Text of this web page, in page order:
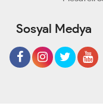
Sosyal Medya